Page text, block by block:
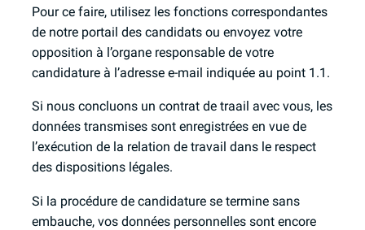
Pour ce faire, utilisez les fonctions correspondantes
de notre portail des candidats ou envoyez votre
opposition à l’organe responsable de votre
candidature à l’adresse e-mail indiquée au point 1.1.
Si nous concluons un contrat de traail avec vous, les
données transmises sont enregistrées en vue de
l’exécution de la relation de travail dans le respect
des dispositions légales.
Si la procédure de candidature se termine sans
embauche, vos données personnelles sont encore